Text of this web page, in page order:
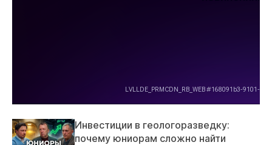
Инвестиции в геологоразведку:
почему юниорам сложно найти